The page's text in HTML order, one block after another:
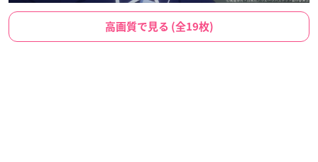
高画質で見る (全19枚)